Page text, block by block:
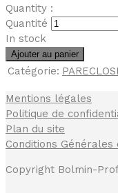
Quantity :
Quantité
In stock
Ajouter au panier
Catégorie:
Mentions légales
Politique de
Plan du site
Conditions Générales
Copyright Bolmin-